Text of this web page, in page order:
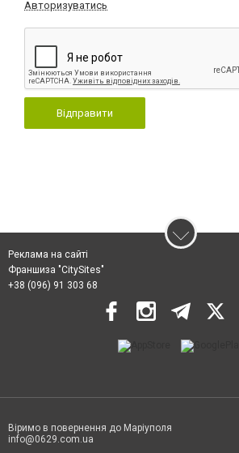
Авторизуватись
Відправити
Реклама на сайті
Франшиза "CitySites"
+38 (096) 91 303 68
Віримо в повернення до Маріуполя
info@0629.com.ua